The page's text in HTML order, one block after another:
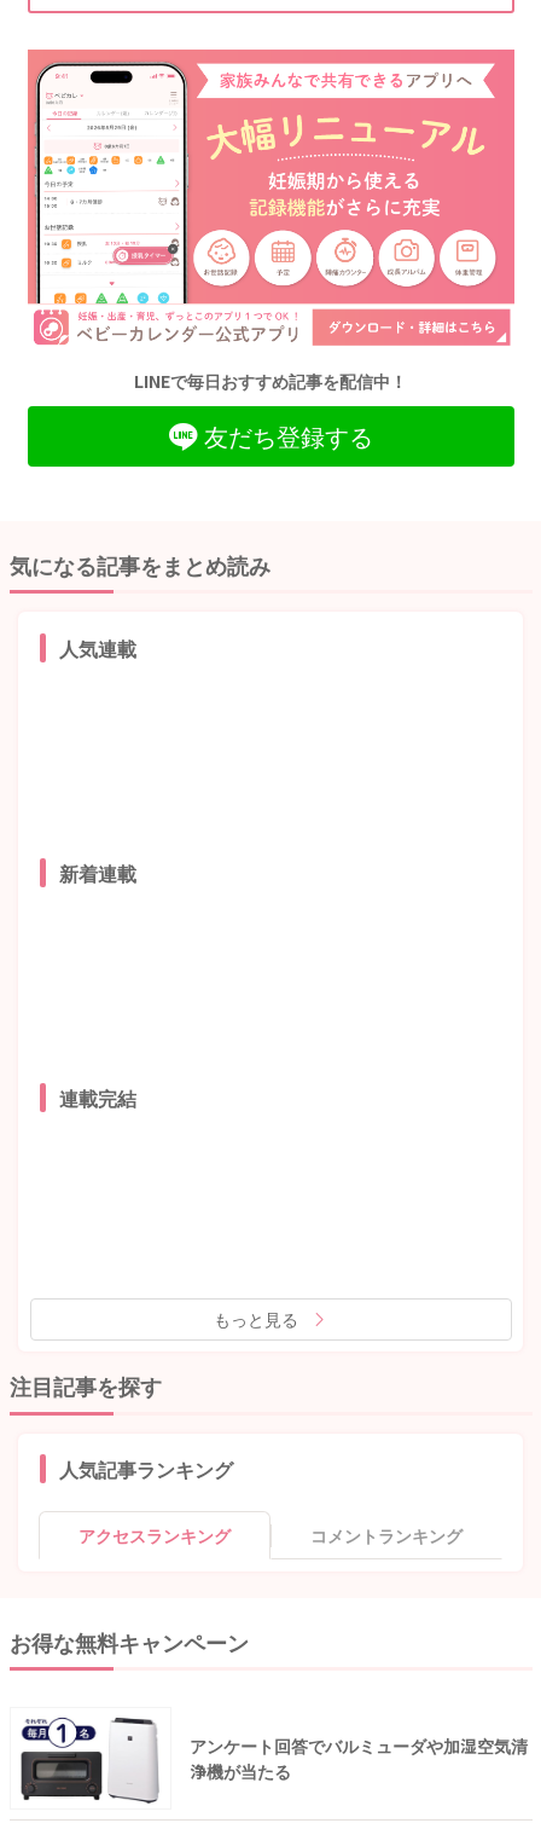
LINEで毎日おすすめ記事を配信中！
友だち登録する
気になる記事をまとめ読み
人気連載
新着連載
連載完結
もっと見る
注目記事を探す
人気記事ランキング
アクセスランキング コメントランキング
お得な無料キャンペーン
アンケート回答でバルミューダや加湿空気清
浄機が当たる